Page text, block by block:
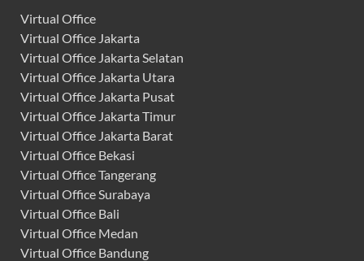
Virtual Office
Virtual Office Jakarta
Virtual Office Jakarta Selatan
Virtual Office Jakarta Utara
Virtual Office Jakarta Pusat
Virtual Office Jakarta Timur
Virtual Office Jakarta Barat
Virtual Office Bekasi
Virtual Office Tangerang
Virtual Office Surabaya
Virtual Office Bali
Virtual Office Medan
Virtual Office Bandung